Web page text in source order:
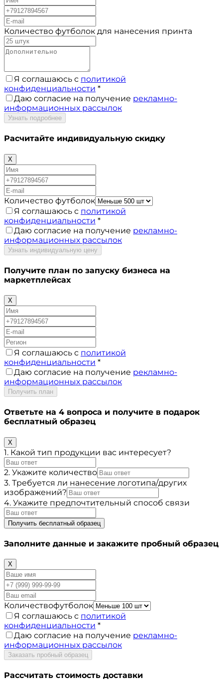
Количество футболок для нанесения принта
Я соглашаюсь с политикой
конфиденциальности *
Даю согласие на получение рекламно-
информационных рассылок
Узнать подробнее
Расчитайте индивидуальную скидку
X
Количество футболок
Я соглашаюсь с политикой
конфиденциальности *
Даю согласие на получение рекламно-
информационных рассылок
Узнать индивидуальную цену
Получите план по запуску бизнеса на
маркетплейсах
X
Я соглашаюсь с политикой
конфиденциальности *
Даю согласие на получение рекламно-
информационных рассылок
Получить план
Ответьте на 4 вопроса и получите в подарок
бесплатный образец
X
1. Какой тип продукции вас интересует?
2. Укажите количество
3. Требуется ли нанесение логотипа/других
изображений?
4. Укажите предпочтительный способ связи
Получить бесплатный образец
Заполните данные и закажите пробный образец
X
Количествофутболок
Я соглашаюсь с политикой
конфиденциальности *
Даю согласие на получение рекламно-
информационных рассылок
Заказать пробный образец
Рассчитать стоимость доставки